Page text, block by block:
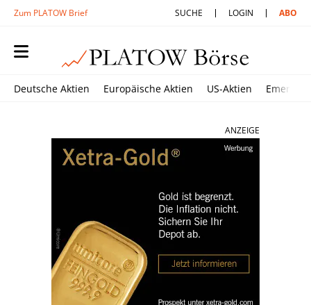
Zum PLATOW Brief SUCHE LOGIN ABO
Deutsche Aktien Europäische Aktien US-Aktien
ANZEIGE